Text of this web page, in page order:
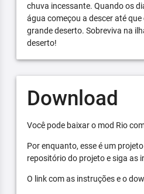
chuva incessante. Quando os
água começou a descer até
grande deserto. Sobreviva na
deserto!
Download
Você pode baixar o mod Rio
Por enquanto, esse é um
repositório do projeto e siga as
O link com as instruções e o